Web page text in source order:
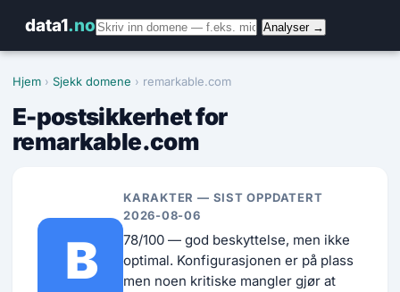
data1.no Analyser →
Hjem › Sjekk domene › remarkable.com
E-postsikkerhet for
remarkable.com
B
KARAKTER — SIST OPPDATERT
2026-08-06
78/100 — god beskyttelse, men ikke
optimal. Konfigurasjonen er på plass
men noen kritiske mangler gjør at